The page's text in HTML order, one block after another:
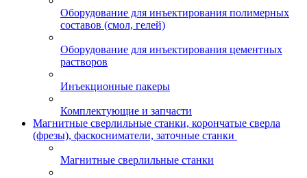
Оборудование для инъектирования полимерных
составов (смол, гелей)
Оборудование для инъектирования цементных
растворов
Инъекционные пакеры
Комплектующие и запчасти
Магнитные сверлильные станки, корончатые сверла
(фрезы), фаскосниматели, заточные станки
Магнитные сверлильные станки